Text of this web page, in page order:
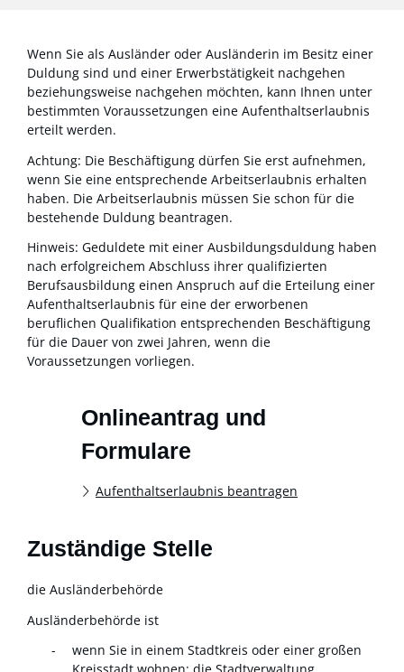
Wenn Sie als Ausländer oder Ausländerin im Besitz einer
Duldung sind und einer Erwerbstätigkeit nachgehen
beziehungsweise nachgehen möchten, kann Ihnen unter
bestimmten Voraussetzungen eine Aufenthaltserlaubnis
erteilt werden.
Achtung: Die Beschäftigung dürfen Sie erst aufnehmen,
wenn Sie eine entsprechende Arbeitserlaubnis erhalten
haben. Die Arbeitserlaubnis müssen Sie schon für die
bestehende Duldung beantragen.
Hinweis: Geduldete mit einer Ausbildungsduldung haben
nach erfolgreichem Abschluss ihrer qualifizierten
Berufsausbildung einen Anspruch auf die Erteilung einer
Aufenthaltserlaubnis für eine der erworbenen
beruflichen Qualifikation entsprechenden Beschäftigung
für die Dauer von zwei Jahren, wenn die
Voraussetzungen vorliegen.
Onlineantrag und
Formulare
Aufenthaltserlaubnis beantragen
Zuständige Stelle
die Ausländerbehörde
Ausländerbehörde ist
wenn Sie in einem Stadtkreis oder einer großen